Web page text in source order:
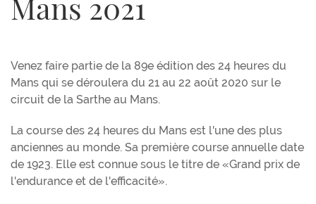
Mans 2021
Venez faire partie de la 89e édition des 24 heures du
Mans qui se déroulera du 21 au 22 août 2020 sur le
circuit de la Sarthe au Mans.
La course des 24 heures du Mans est l'une des plus
anciennes au monde. Sa première course annuelle date
de 1923. Elle est connue sous le titre de «Grand prix de
l'endurance et de l'efficacité».